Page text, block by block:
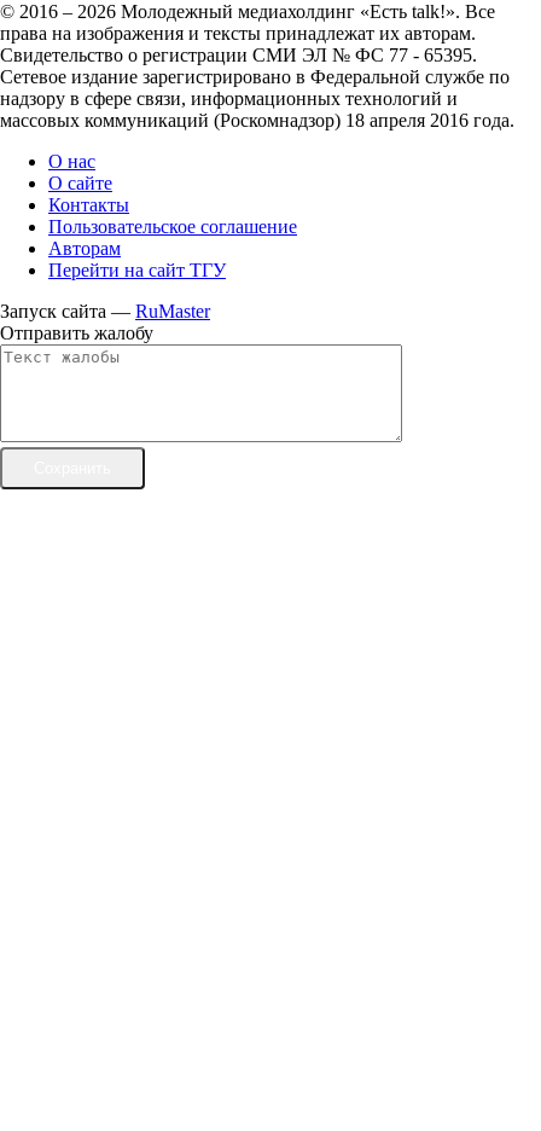
© 2016 – 2026 Молодежный медиахолдинг «Есть talk!». Все
права на изображения и тексты принадлежат их авторам.
Свидетельство о регистрации СМИ ЭЛ № ФС 77 - 65395.
Сетевое издание зарегистрировано в Федеральной службе по
надзору в сфере связи, информационных технологий и
массовых коммуникаций (Роскомнадзор) 18 апреля 2016 года.
О нас
О сайте
Контакты
Пользовательское соглашение
Авторам
Перейти на сайт ТГУ
Запуск сайта — RuMaster
Отправить жалобу